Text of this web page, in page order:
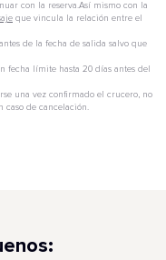
con la reserva.Así mismo con la
que vincula la relación entre el
de la fecha de salida salvo que
fecha límite hasta 20 días antes del
una vez confirmado el crucero, no
caso de cancelación.